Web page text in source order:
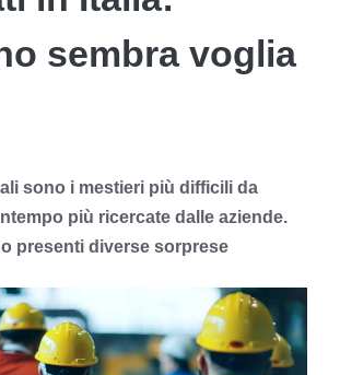
sembra voglia
sono i mestieri più difficili da
più ricercate dalle aziende.
presenti diverse sorprese